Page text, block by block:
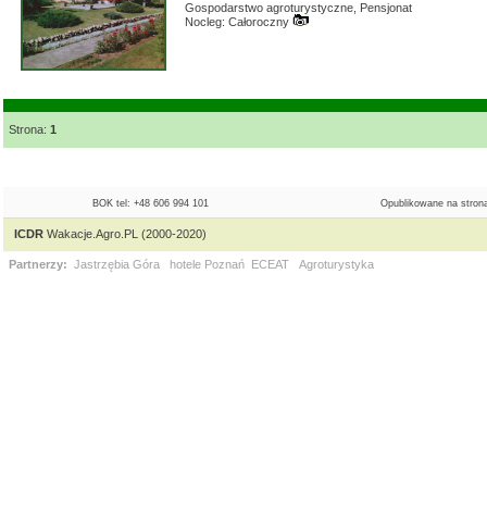
Gospodarstwo agroturystyczne, Pensjonat
Nocleg: Całoroczny
Strona: 1
BOK tel: +48 606 994 101 Opublikowane na
ICDRWakacje.Agro.PL (2000-2020)
Partnerzy: Jastrzębia Góra hotele Poznań ECEAT Agroturystyka